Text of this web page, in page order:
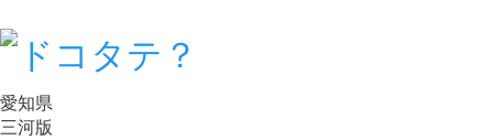
愛知県
三河版